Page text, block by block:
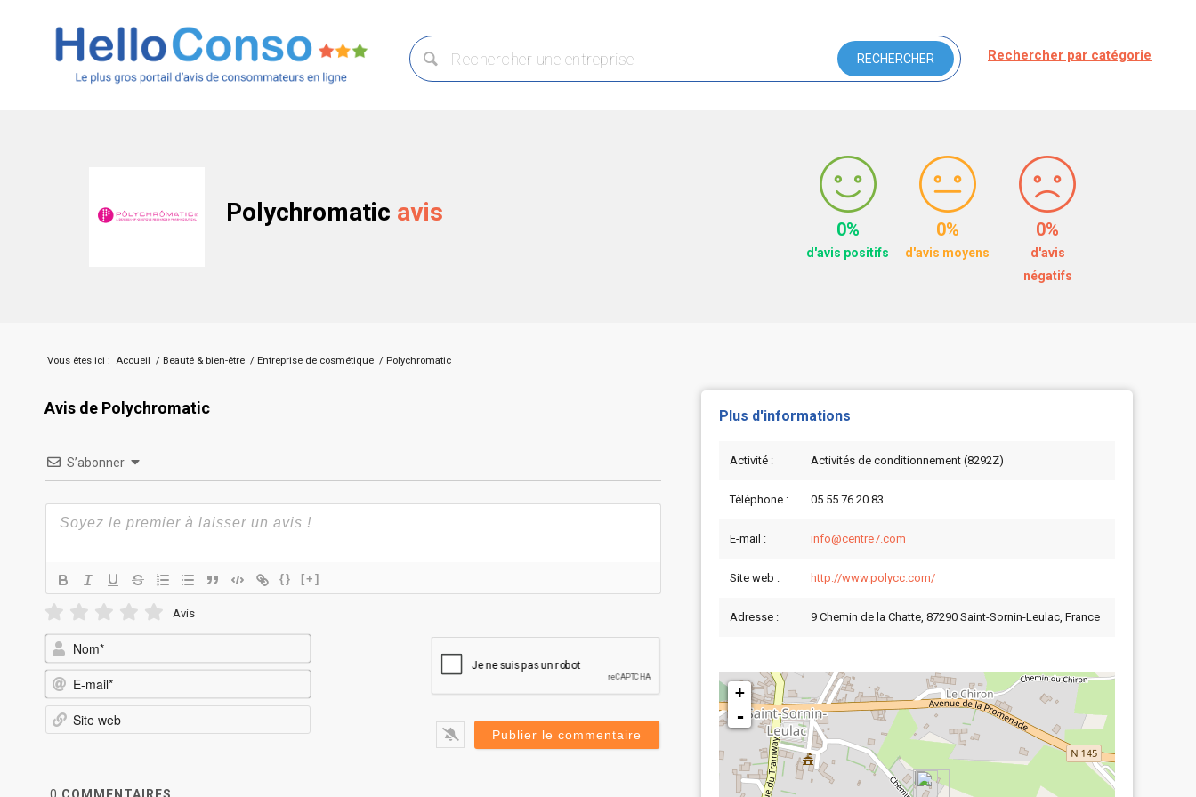
Rechercher par catégorie
Polychromatic avis
0%
d'avis positifs
0%
d'avis moyens
0%
d'avis
négatifs
Vous êtes ici : Accueil / Beauté & bien-être / Entreprise de cosmétique / Polychromatic
Avis de Polychromatic
S’abonner
{} [+]
Avis
mail*
Plus d'informations
Activité : Activités de conditionnement (8292Z)
Téléphone : 05 55 76 20 83
E-mail : info@centre7.com
Site web : http://www.polycc.com/
Adresse : 9 Chemin de la Chatte, 87290 Saint-Sornin-Leulac, France
+
-